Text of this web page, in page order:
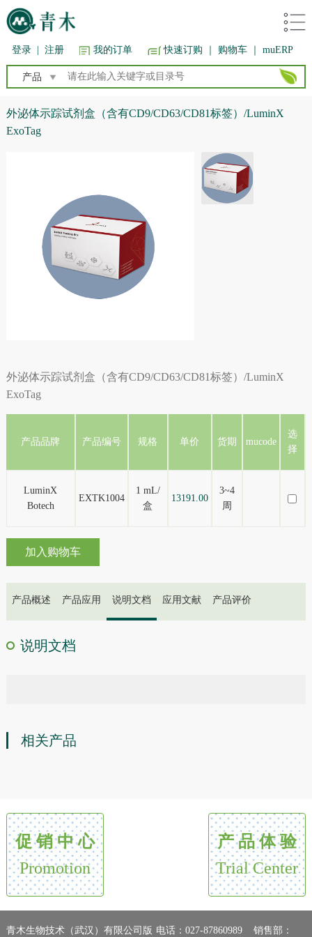
登录 注册 我的订单 快速订购 ｜ 购物车 ｜ muERP
产品
外泌体示踪试剂盒（含有CD9/CD63/CD81标签）/LuminX
ExoTag
外泌体示踪试剂盒（含有CD9/CD63/CD81标签）/LuminX
ExoTag
产品品牌 产品编号 规格 单价 货期 mucode
选
择
LuminX
Botech
EXTK1004
1 mL/
盒
13191.00
3~4
周
加入购物车
产品概述 产品应用 说明文档 应用文献 产品评价
说明文档
相关产品
促 销 中 心
Promotion
产 品 体 验
Trial Center
青木生物技术（武汉）有限公司版 电话：027-87860989 销售部：